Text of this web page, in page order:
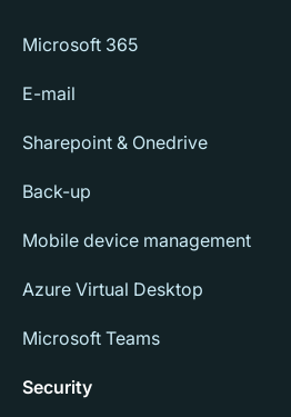
Microsoft 365
E-mail
Sharepoint & Onedrive
Back-up
Mobile device management
Azure Virtual Desktop
Microsoft Teams
Security